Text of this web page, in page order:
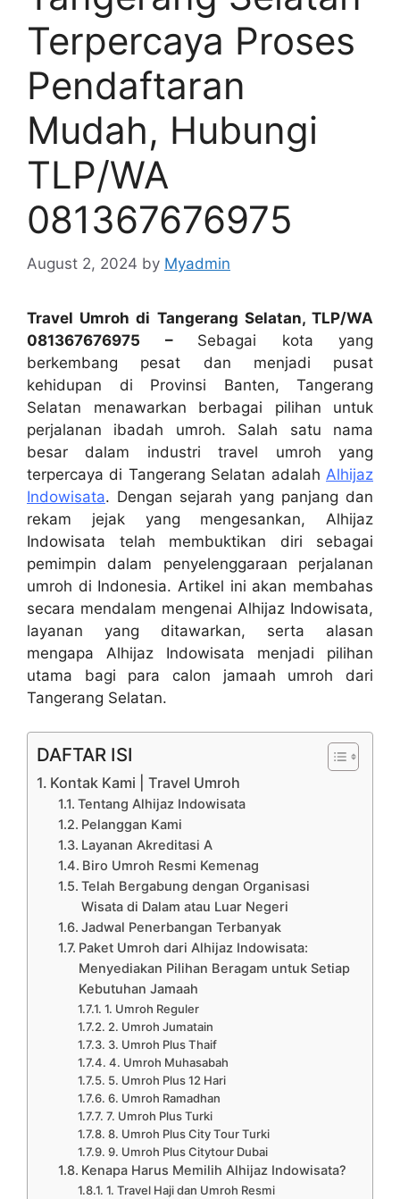
Terpercaya Proses
Pendaftaran
Mudah, Hubungi
TLP/WA
081367676975
August 2, 2024 by Myadmin
Travel Umroh di Tangerang Selatan, TLP/WA
081367676975 – Sebagai kota yang
berkembang pesat dan menjadi pusat
kehidupan di Provinsi Banten, Tangerang
Selatan menawarkan berbagai pilihan untuk
perjalanan ibadah umroh. Salah satu nama
besar dalam industri travel umroh yang
terpercaya di Tangerang Selatan adalah Alhijaz
Indowisata. Dengan sejarah yang panjang dan
rekam jejak yang mengesankan, Alhijaz
Indowisata telah membuktikan diri sebagai
pemimpin dalam penyelenggaraan perjalanan
umroh di Indonesia. Artikel ini akan membahas
secara mendalam mengenai Alhijaz Indowisata,
layanan yang ditawarkan, serta alasan
mengapa Alhijaz Indowisata menjadi pilihan
utama bagi para calon jamaah umroh dari
Tangerang Selatan.
DAFTAR ISI
Kontak Kami | Travel Umroh
Tentang Alhijaz Indowisata
Pelanggan Kami
Layanan Akreditasi A
Biro Umroh Resmi Kemenag
Telah Bergabung dengan Organisasi
Wisata di Dalam atau Luar Negeri
Jadwal Penerbangan Terbanyak
Paket Umroh dari Alhijaz Indowisata:
Menyediakan Pilihan Beragam untuk Setiap
Kebutuhan Jamaah
1. Umroh Reguler
2. Umroh Jumatain
3. Umroh Plus Thaif
4. Umroh Muhasabah
5. Umroh Plus 12 Hari
6. Umroh Ramadhan
7. Umroh Plus Turki
8. Umroh Plus City Tour Turki
9. Umroh Plus Citytour Dubai
Kenapa Harus Memilih Alhijaz Indowisata?
1. Travel Haji dan Umroh Resmi